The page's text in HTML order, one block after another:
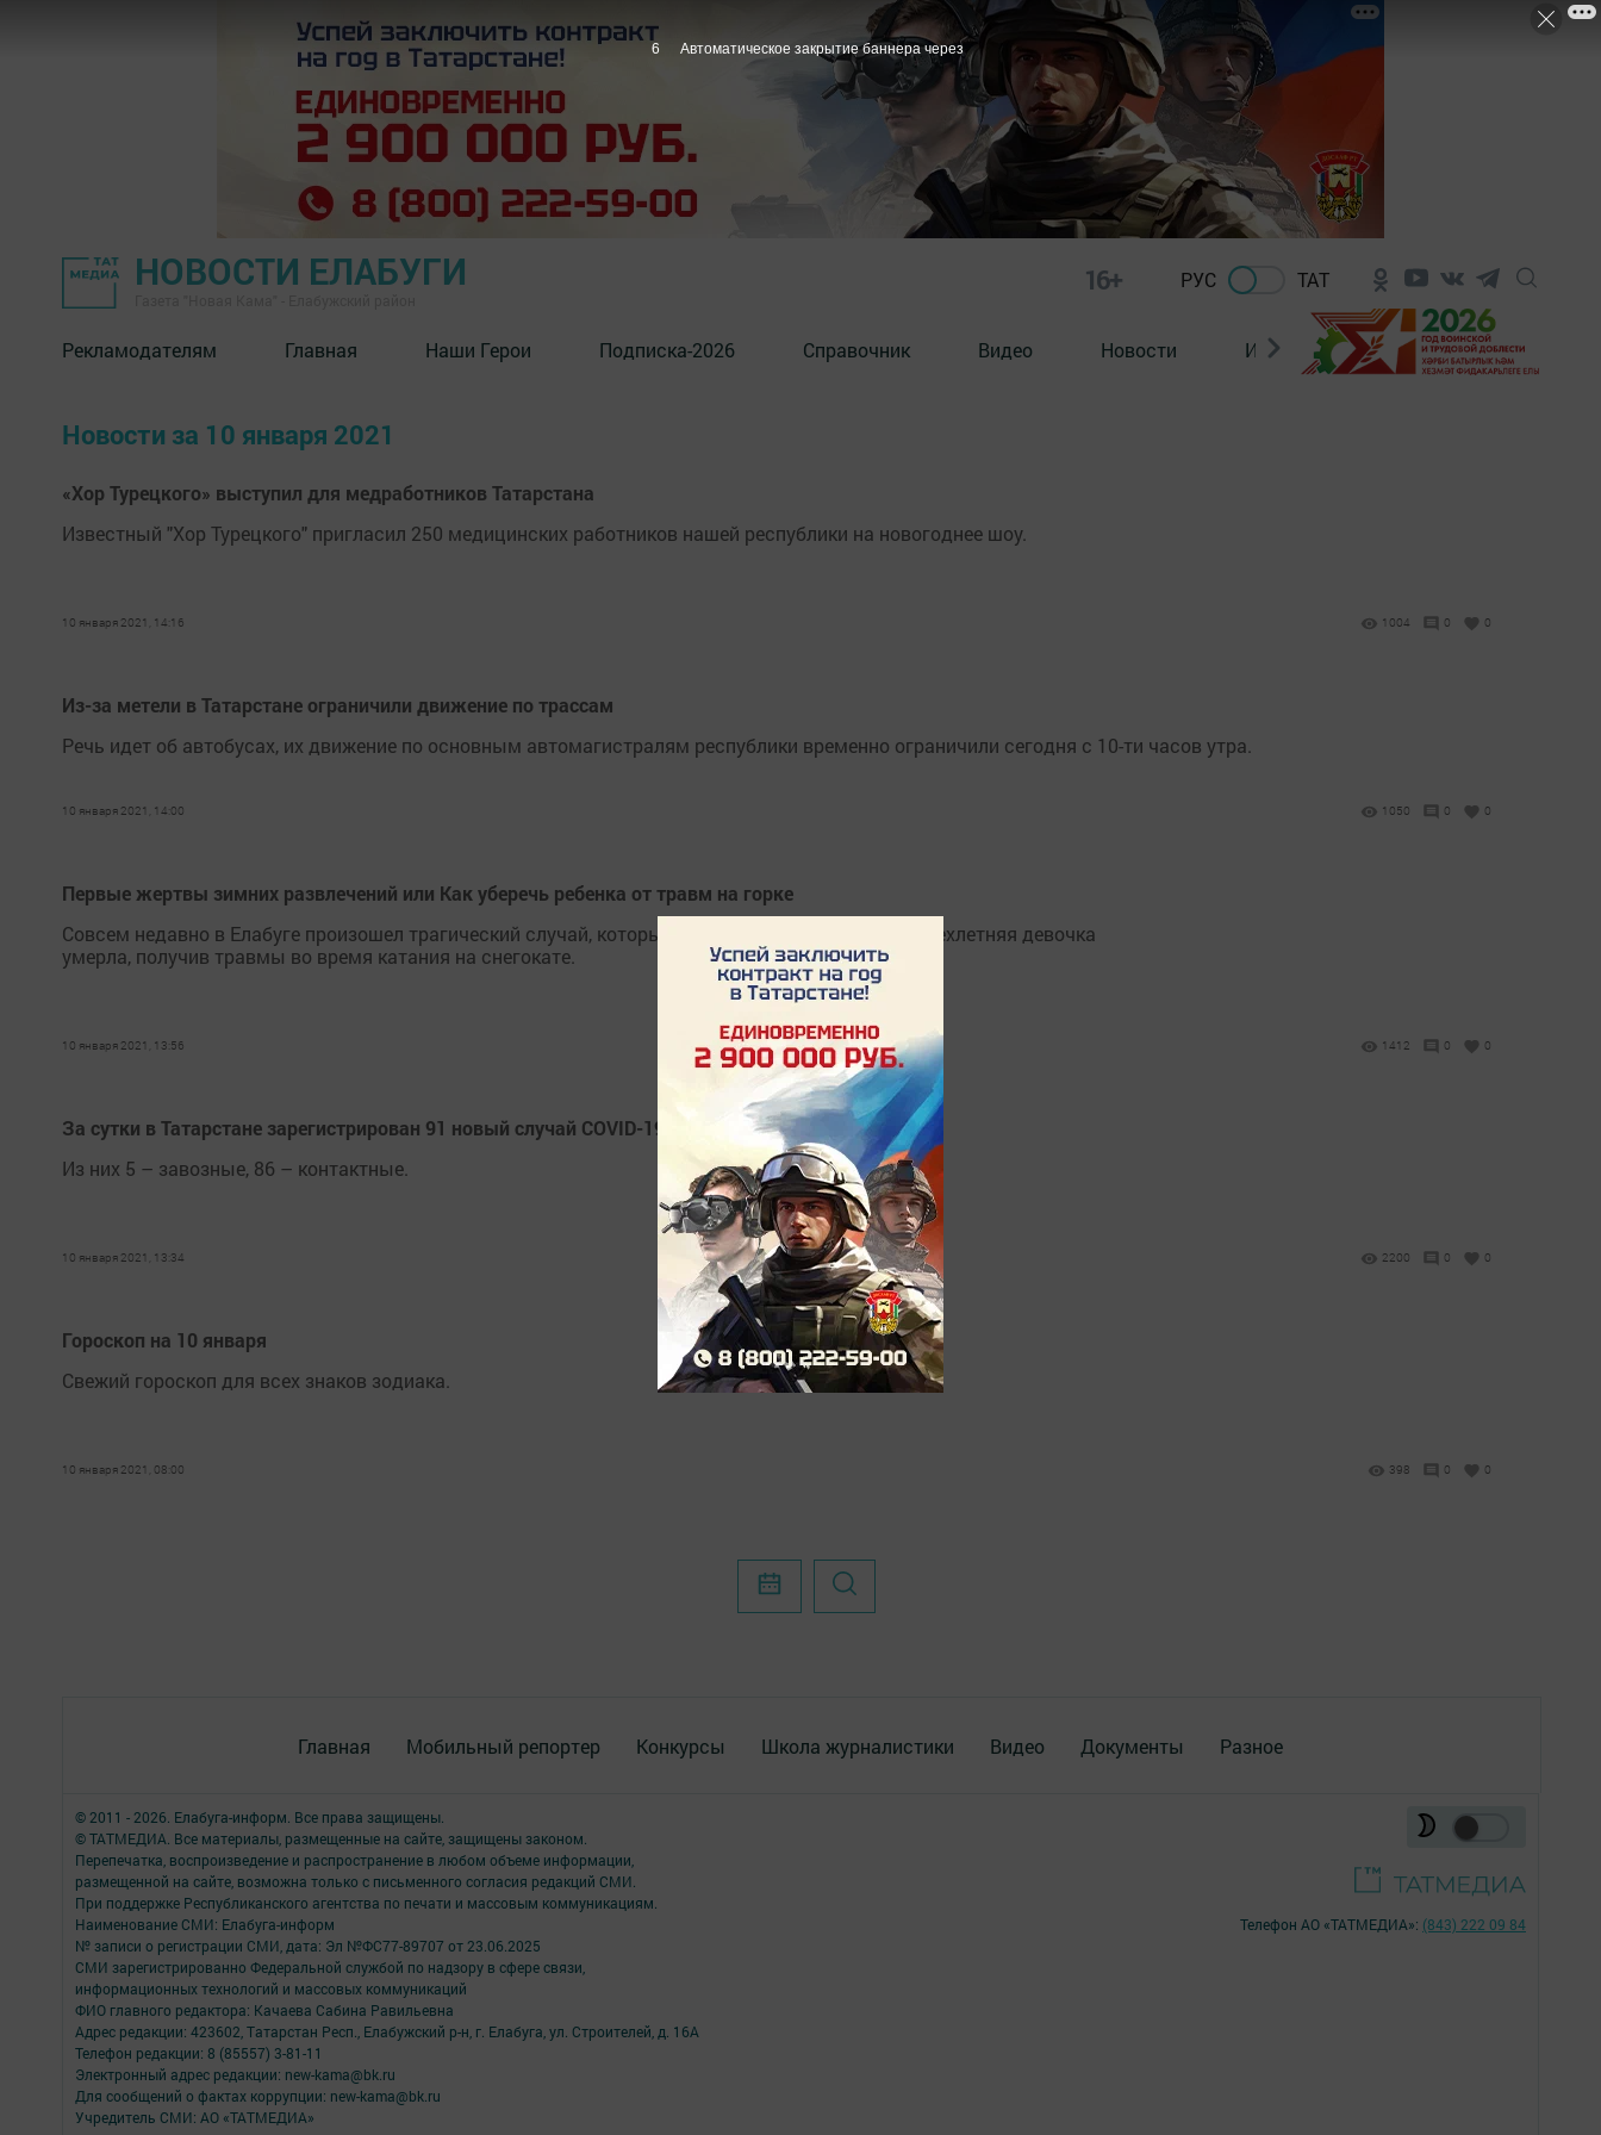
НОВОСТИ ЕЛАБУГИ 16+ РУС ТАТ
Рекламодателям Главная Наши Герои Подписка-2026 Справочник Видео Новости Из зала суда
Новости за 10 января 2021
«Хор Турецкого» выступил для медработников Татарстана
Известный "Хор Турецкого" пригласил 250 медицинских работников нашей республики на новогоднее шоу.
10 января 2021, 14:16 1004 0 0
Из-за метели в Татарстане ограничили движение по трассам
Речь идет об автобусах, их движение по основным автомагистралям республики временно ограничили сегодня с 10-ти часов утра.
10 января 2021, 14:00 1050 0 0
Первые жертвы зимних развлечений или Как уберечь ребенка от травм на горке
Совсем недавно в Елабуге произошел трагический случай, который потряс всю республику — трехлетняя девочка
умерла, получив травмы во время катания на снегокате.
10 января 2021, 13:56 1412 0 0
За сутки в Татарстане зарегистрирован 91 новый случай COVID-19
Из них 5 – завозные, 86 – контактные.
10 января 2021, 13:34 2200 0 0
Гороскоп на 10 января
Свежий гороскоп для всех знаков зодиака.
10 января 2021, 08:00 398 0 0
Главная Мобильный репортер Конкурсы Школа журналистики Видео Документы Разное
© 2011 - 2026. Елабуга-информ. Все права защищены.
© ТАТМЕДИА. Все материалы, размещенные на сайте, защищены законом.
Перепечатка, воспроизведение и распространение в любом объеме информации,
размещенной на сайте, возможна только с письменного согласия редакций СМИ.
При поддержке Республиканского агентства по печати и массовым коммуникациям.
Наименование СМИ: Елабуга-информ
№ записи о регистрации СМИ, дата: Эл №ФС77-89707 от 23.06.2025
СМИ зарегистрированно Федеральной службой по надзору в сфере связи,
информационных технологий и массовых коммуникаций
ФИО главного редактора: Качаева Сабина Равильевна
Адрес редакции: 423602, Татарстан Респ., Елабужский р-н, г. Елабуга, ул. Строителей, д. 16А
Телефон редакции: 8 (85557) 3-81-11
Электронный адрес редакции: new-kama@bk.ru
Для сообщений о фактах коррупции: new-kama@bk.ru
Учредитель СМИ: АО «ТАТМЕДИА»
Телефон АО «ТАТМЕДИА»: (843) 222 09 84
6 Автоматическое закрытие баннера через